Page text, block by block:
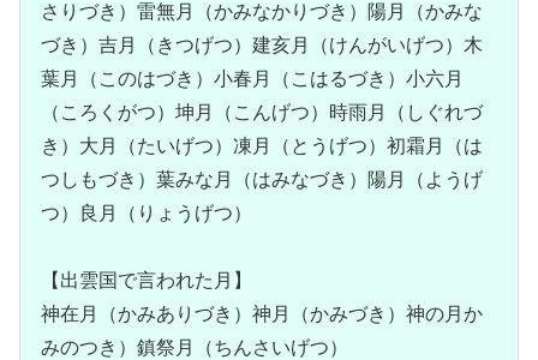
さりづき）雷無月（かみなかりづき）陽月（かみな
づき）吉月（きつげつ）建亥月（けんがいげつ）木
葉月（このはづき）小春月（こはるづき）小六月
（ころくがつ）坤月（こんげつ）時雨月（しぐれづ
き）大月（たいげつ）凍月（とうげつ）初霜月（は
つしもづき）葉みな月（はみなづき）陽月（ようげ
つ）良月（りょうげつ）
【出雲国で言われた月】
神在月（かみありづき）神月（かみづき）神の月か
みのつき）鎮祭月（ちんさいげつ）